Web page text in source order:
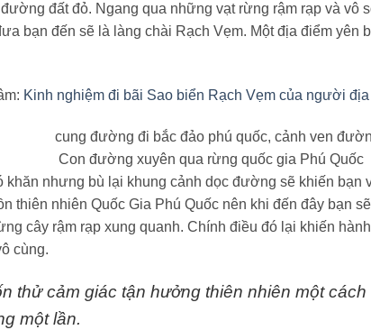
đất đỏ. Ngang qua những vạt rừng rậm rạp và vô
bạn đến sẽ là làng chài Rạch Vẹm. Một địa điểm yên
Kinh nghiệm đi bãi Sao biển Rạch Vẹm của người
Con đường xuyên qua rừng quốc gia Phú Quốc
khăn nhưng bù lại khung cảnh dọc đường sẽ khiến bạn
thiên nhiên Quốc Gia Phú Quốc nên khi đến đây bạn
cây rậm rạp xung quanh. Chính điều đó lại khiến
cùng.
thử cảm giác tận hưởng thiên nhiên một
một lần.